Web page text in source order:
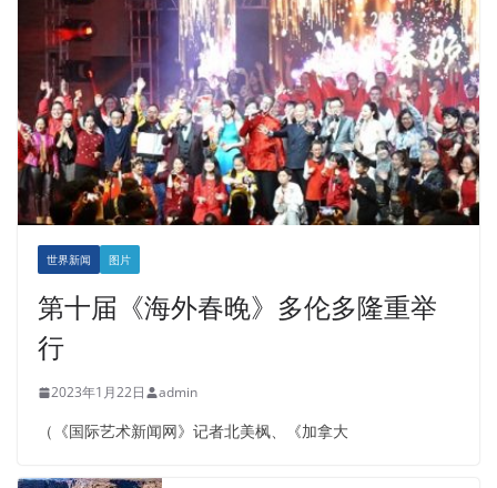
世界新闻 图片
第十届《海外春晚》多伦多隆重举
行
2023年1月22日 admin
（《国际艺术新闻网》记者北美枫、《加拿大